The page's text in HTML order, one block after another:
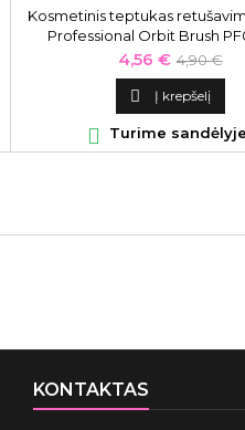
Kosmetinis teptukas
Professional Orbit Brush
Kaina
4,56 € Bazinė
kaina
4,90 €
 Į krepšelį
 Turime sandėlyje
KONTAKTAS